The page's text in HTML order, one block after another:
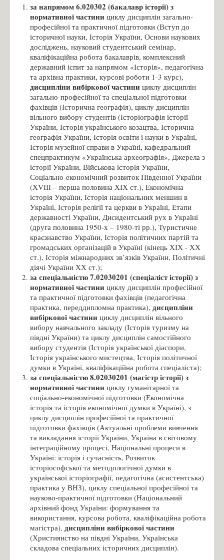
за напрямом 6.020302 (бакалавр історії) з
нормативної частини циклу дисциплін загально-
професійної та практичної підготовки (Вступ до
історичної науки, Історія України, Основи наукових
досліджень, науковий студентський семінар,
кваліфікаційна робота бакалаврів, комплексний
державний іспит за напрямом «Історія», педагогічна
та архівна практики, курсові роботи 1-3 курс),
дисципліни вибіркової частини циклу дисциплін
загально-професійної та спеціальної підготовки
фахівців (Історична географія), циклу дисциплін
вільного вибору студентів (Історіографія історії
України, Історія українського козацтва, Історична
географія України, Історія освіти і науки в Україні,
Історія музейної справи в Україні, кафедральний
спецпрактикум «Українська археографія», Джерела з
історії України, Військова історія України,
Соціально-економічний розвиток Південної України
(ХVІІІ – перша половина ХІХ ст.), Економічна
історія України, Історія національних меншин в
Україні, Історія релігії та церкви в Україні, Етапи
державності України, Дисидентський рух в Україні
(друга половина 1950-х – 1980-ті рр.), Туристичне
краєзнавство України, Історія політичних партій та
громадських організацій в Україні (кінець ХІХ - ХХ
ст.), Історія міжнародних зв’язків України, Політичні
діячі України ХХ ст.);
за спеціальністю 7.02030201 (спеціаліст історії) з
нормативної частини циклу дисциплін професійної
та практичної підготовки фахівців (педагогічна
практика, переддипломна практика), дисципліни
вибіркової частини циклу дисциплін вільного
вибору навчального закладу (Історія туризму на
півдні України) та циклу дисциплін самостійного
вибору студентів (Історія української діаспори,
Історія українського мистецтва, Історія політичної
думки в Україні, кваліфікаційна робота спеціаліста);
за спеціальністю 8.02030201 (магістр історії) з
нормативної частини циклу гуманітарної та
соціально-економічної підготовки (Економічна
історія та історія економічної думки в Україні), з
циклу дисциплін професійної та практичної
підготовки фахівців (Актуальні проблеми вивчення
та викладання історії України, Україна в світовому
інтеграційному процесі, Національні процеси в
Україні: історія і сучасність, Розвиток
історіософської та методологічної думки в
української історіографії, педагогічна (асистентська)
практика у ВНЗ), циклу спеціальної професійної та
науково-практичної підготовки (Національний
архівний фонд України: формування та
використання, курсова робота, кваліфікаційна робота
магістра), дисципліни вибіркової частини
(Християнство на півдні України, Українська
складова спеціальних історичних дисциплін).